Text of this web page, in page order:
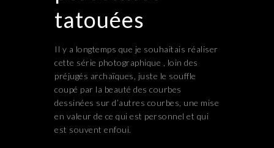
tatouées
Il y a longtemps que je souhaitais réaliser
cette série photographique , loin des
préjugés archaïques, juste le souffle
coupé par la beauté des courbes
dessinées sur d’autres courbes, une mise
en valeur de ce qui est personnel et qui
est souvent enfoui.